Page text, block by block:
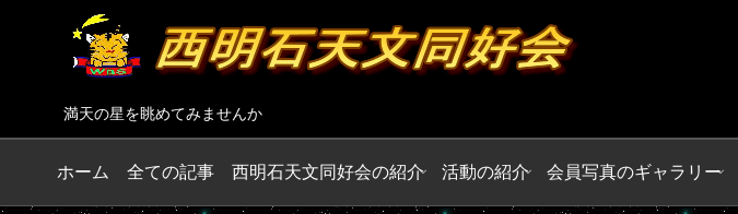
満天の星を眺めてみませんか
ホーム 全ての記事 西明石天文同好会の紹介 活動の紹介 会員写真のギャラリー